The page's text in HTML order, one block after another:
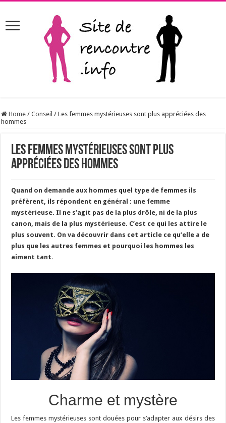
Home / Conseil / Les femmes mystérieuses sont plus appréciées des
hommes
Les femmes mystérieuses sont plus
appréciées des hommes
Quand on demande aux hommes quel type de femmes ils
préfèrent, ils répondent en général : une femme
mystérieuse. Il ne s’agit pas de la plus drôle, ni de la plus
canon, mais de la plus mystérieuse. C’est ce qui les attire le
plus souvent. On va découvrir dans cet article ce qu’elle a de
plus que les autres femmes et pourquoi les hommes les
aiment tant.
Charme et mystère
Les femmes mystérieuses sont douées pour s’adapter aux désirs des